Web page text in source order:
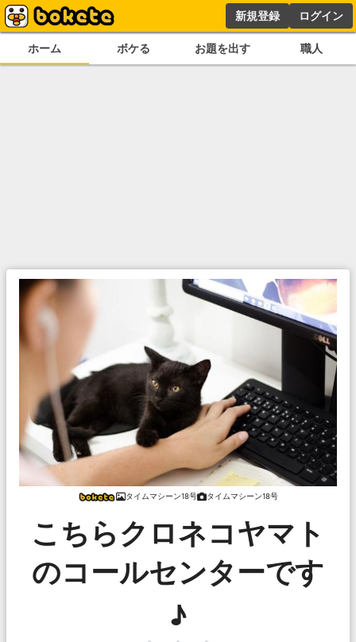
新規登録 ログイン
ホーム ボケる お題を出す 職人
タイムマシーン18号 タイムマシーン18号
こちらクロネコヤマト
のコールセンターです
♪